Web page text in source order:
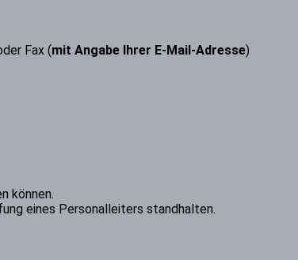
Fax (mit Angabe Ihrer E-Mail-Adresse)
können.
eines Personalleiters standhalten.